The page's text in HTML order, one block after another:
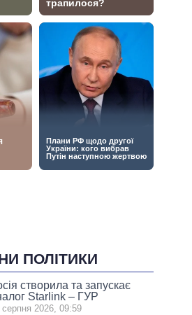
ПОЛІТИКИ
створила та запускає
Starlink – ГУР
серпня 2026, 09:59